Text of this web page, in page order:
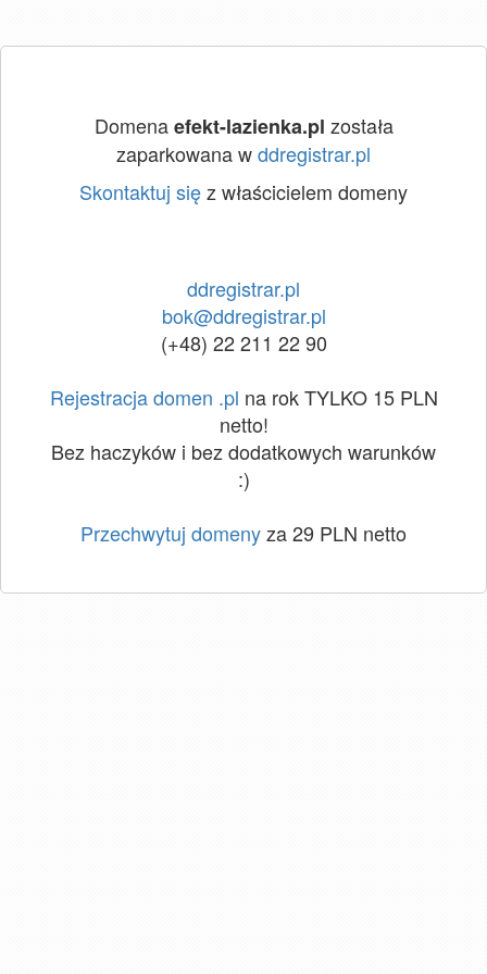
Domenaefekt-lazienka.pl została
zaparkowana wddregistrar.pl
Skontaktuj sięz właścicielem domeny
ddregistrar.pl
bok@ddregistrar.pl
(+48) 22 211 22 90
Rejestracja domen .pl na rok TYLKO 15 PLN
netto!
Bez haczyków i bez dodatkowych warunków
:)
Przechwytuj domenyza 29 PLN netto